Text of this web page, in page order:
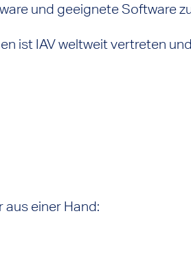
und geeignete Software
ist IAV weltweit vertreten
aus einer Hand: